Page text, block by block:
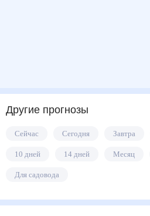
Другие прогнозы
Сейчас Сегодня Завтра
10 дней 14 дней Месяц
Для садовода